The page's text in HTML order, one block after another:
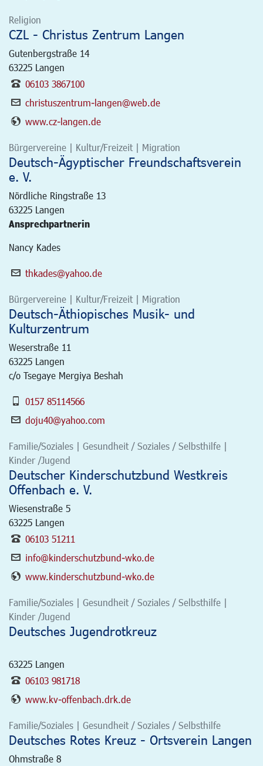
Religion
CZL - Christus Zentrum Langen
Gutenbergstraße 14
63225 Langen
06103 3867100
christuszentrum-langen@web.de
www.cz-langen.de
Bürgervereine | Kultur/Freizeit | Migration
Deutsch-Ägyptischer Freundschaftsverein
e. V.
Nördliche Ringstraße 13
63225 Langen
Ansprechpartnerin
Nancy Kades
thkades@yahoo.de
Bürgervereine | Kultur/Freizeit | Migration
Deutsch-Äthiopisches Musik- und
Kulturzentrum
Weserstraße 11
63225 Langen
c/o Tsegaye Mergiya Beshah
0157 85114566
doju40@yahoo.com
Familie/Soziales | Gesundheit / Soziales / Selbsthilfe |
Kinder /Jugend
Deutscher Kinderschutzbund Westkreis
Offenbach e. V.
Wiesenstraße 5
63225 Langen
06103 51211
info@kinderschutzbund-wko.de
www.kinderschutzbund-wko.de
Familie/Soziales | Gesundheit / Soziales / Selbsthilfe |
Kinder /Jugend
Deutsches Jugendrotkreuz
63225 Langen
06103 981718
www.kv-offenbach.drk.de
Familie/Soziales | Gesundheit / Soziales / Selbsthilfe
Deutsches Rotes Kreuz - Ortsverein Langen
Ohmstraße 8